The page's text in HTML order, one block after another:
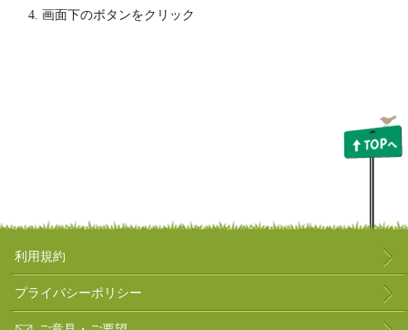
画面下のボタンをクリック
利用規約
プライバシーポリシー